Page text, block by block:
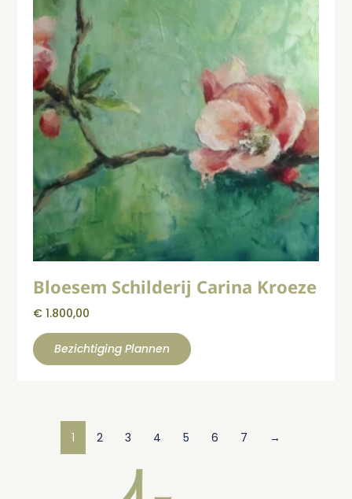
Bloesem Schilderij Carina Kroeze
€ 1.800,00
Bezichtiging Plannen
1 2 3 4 5 6 7 →